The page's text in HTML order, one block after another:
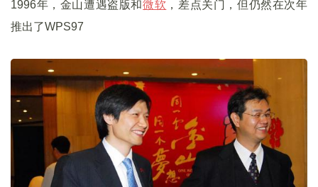
1996年，金山遭遇盗版和微软 ，差点关门，但仍然在次年
推出了WPS97